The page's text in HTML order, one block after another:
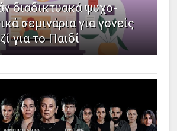
διαδικτυακά ψυχο-
σεμινάρια για γονείς
για το Παιδί